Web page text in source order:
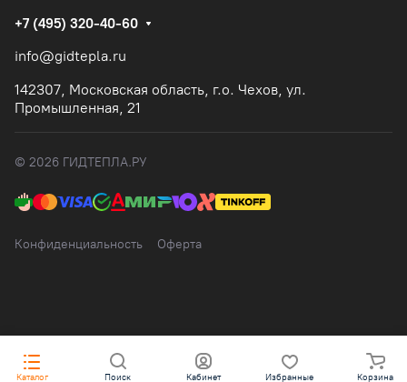
+7 (495) 320-40-60
info@gidtepla.ru
142307, Московская область, г.о. Чехов, ул.
Промышленная, 21
© 2026 ГИДТЕПЛА.РУ
Конфиденциальность Оферта
Каталог Поиск Кабинет Избранные Корзина